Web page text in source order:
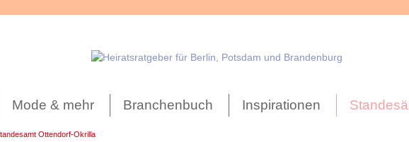
Mode & mehr Branchenbuch Inspirationen
Ottendorf-Okrilla